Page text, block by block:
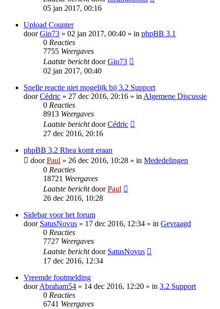
05 jan 2017, 00:16
Upload Counter
doorGio73 » 02 jan 2017, 00:40 » in phpBB 3.1
0 Reacties
7755 Weergaves
Laatste berichtdoorGio73
02 jan 2017, 00:40
Snelle reactie niet mogelijk bij 3.2 Support
doorCédric » 27 dec 2016, 20:16 » inAlgemene Discussie
0 Reacties
8913 Weergaves
Laatste berichtdoorCédric
27 dec 2016, 20:16
phpBB 3.2 Rhea komt eraan
doorPaul » 26 dec 2016, 10:28 » in Mededelingen
0 Reacties
18721 Weergaves
Laatste berichtdoorPaul
26 dec 2016, 10:28
Sidebar voor het forum
door SatusNovus » 17 dec 2016, 12:34 » in Gevraagd
0 Reacties
7727 Weergaves
Laatste berichtdoor SatusNovus
17 dec 2016, 12:34
Vreemde foutmelding
doorAbraham54 » 14 dec 2016, 12:20 » in 3.2 Support
0 Reacties
6741 Weergaves